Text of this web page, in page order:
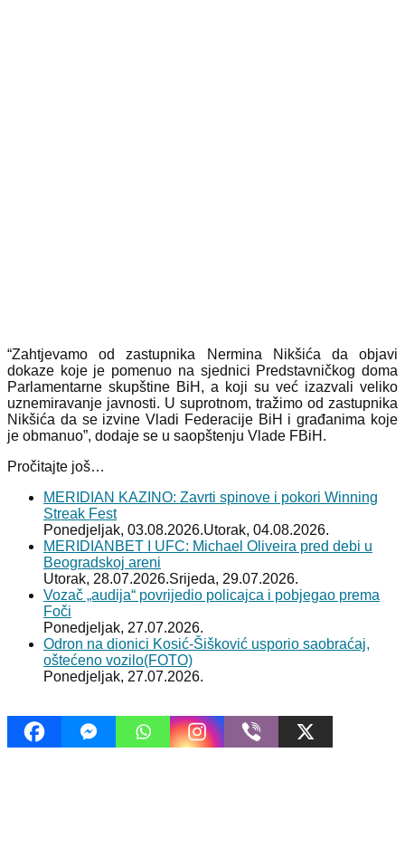
“Zahtjevamo od zastupnika Nermina Nikšića da objavi
dokaze koje je pomenuo na sjednici Predstavničkog doma
Parlamentarne skupštine BiH, a koji su već izazvali veliko
uznemiravanje javnosti. U suprotnom, tražimo od zastupnika
Nikšića da se izvine Vladi Federacije BiH i građanima koje
je obmanuo”, dodaje se u saopštenju Vlade FBiH.
Pročitajte još…
MERIDIAN KAZINO: Zavrti spinove i pokori Winning
Streak Fest
Ponedjeljak, 03.08.2026.Utorak, 04.08.2026.
MERIDIANBET I UFC: Michael Oliveira pred debi u
Beogradskoj areni
Utorak, 28.07.2026.Srijeda, 29.07.2026.
Vozač „audija“ povrijedio policajca i pobjegao prema
Foči
Ponedjeljak, 27.07.2026.
Odron na dionici Kosić-Šišković usporio saobraćaj,
oštećeno vozilo(FOTO)
Ponedjeljak, 27.07.2026.